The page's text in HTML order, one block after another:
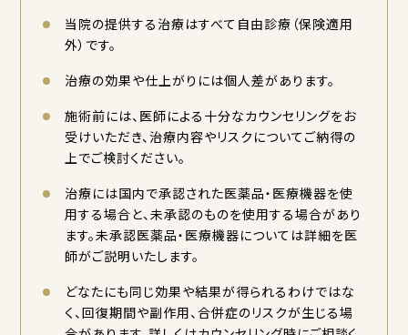
当院の提供する治療はすべて自由診療（保険適用
外）です。
治療の効果や仕上がりには個人差があります。
施術前には、医師による十分なカウンセリングをお
受けいただき、治療内容やリスクについてご納得の
上でご検討ください。
治療には国内で承認された医薬品・医療機器を使
用する場合と、未承認のものを使用する場合があり
ます。未承認医薬品・医療機器については詳細を医
師がご説明いたします。
どなたにも同じ効果や結果が得られるわけではな
く、回復期間や副作用、合併症のリスクが生じる場